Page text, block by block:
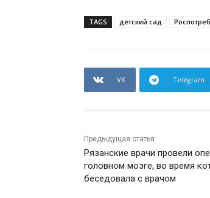
TAGS детский сад
VK Telegram
Предыдущая статья
Рязанские врачи провели
головном мозге, во время
беседовала с врачом